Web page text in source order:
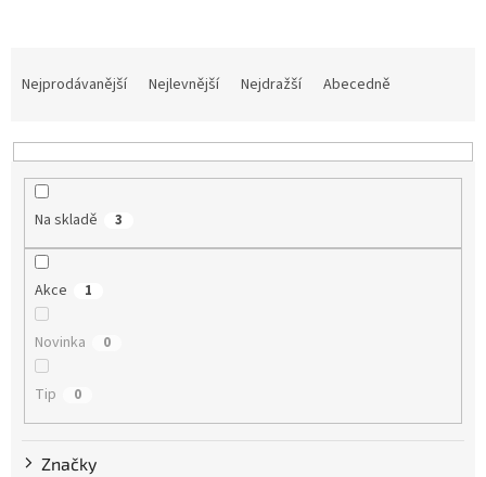
n
Nejprodávanější Nejlevnější Nejdražší Abecedně
Na skladě 3
Akce 1
Novinka 0
Tip 0
Značky